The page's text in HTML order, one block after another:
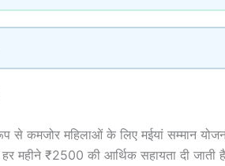
से कमजोर महिलाओं के लिए मईयां सम्मान
महीने ₹2500 की आर्थिक सहायता दी